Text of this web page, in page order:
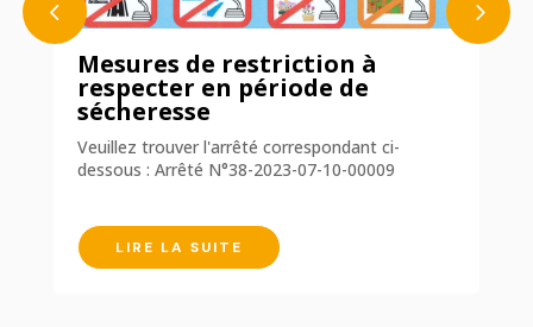
Mesures de restriction à
respecter en période de
sécheresse
Veuillez trouver l'arrêté correspondant ci-
dessous : Arrêté N°38-2023-07-10-00009
LIRE LA SUITE